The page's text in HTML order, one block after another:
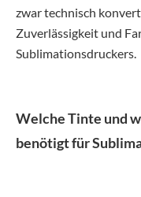
zwar technisch
Zuverlässigkeit und
Sublimationsdruckers.
Welche Tinte und
benötigt für